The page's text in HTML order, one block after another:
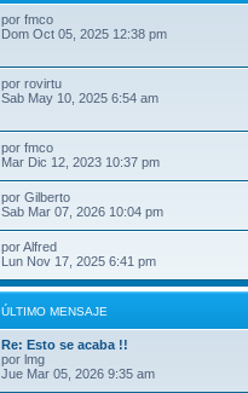
por fmco
Dom Oct 05, 2025 12:38 pm
por rovirtu
Sab May 10, 2025 6:54 am
por fmco
Mar Dic 12, 2023 10:37 pm
por Gilberto
Sab Mar 07, 2026 10:04 pm
porAlfred
Lun Nov 17, 2025 6:41 pm
ÚLTIMO MENSAJE
Re: Esto se acaba !!
por lmg
Jue Mar 05, 2026 9:35 am